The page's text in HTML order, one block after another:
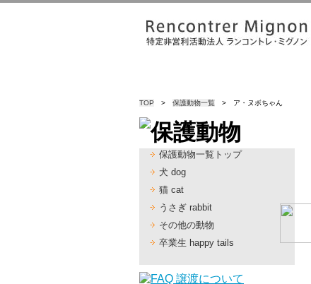
TOP > 保護動物一覧 > ア・ヌボちゃん
保護動物一覧トップ
犬 dog
猫 cat
うさぎ rabbit
その他の動物
卒業生 happy tails